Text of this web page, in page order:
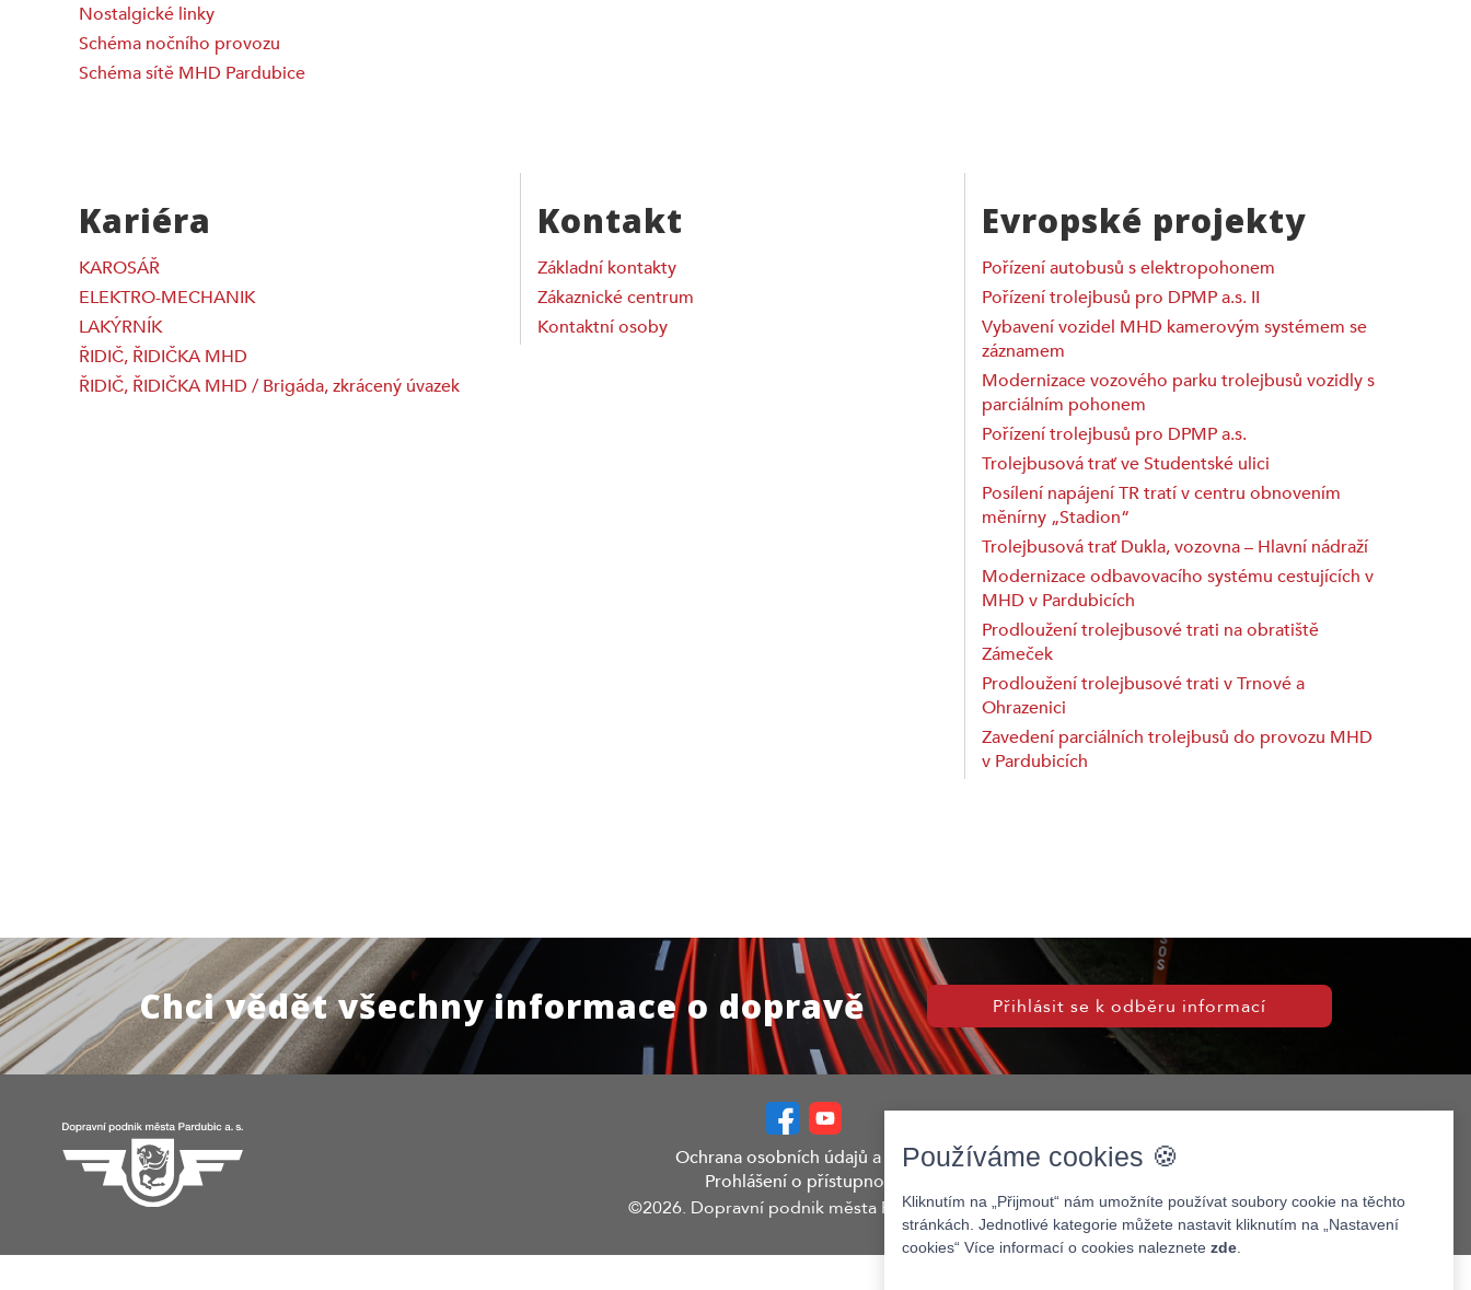
Nostalgické linky
Schéma nočního provozu
Schéma sítě MHD Pardubice
Kariéra
KAROSÁŘ
ELEKTRO-MECHANIK
LAKÝRNÍK
ŘIDIČ, ŘIDIČKA MHD
ŘIDIČ, ŘIDIČKA MHD / Brigáda, zkrácený úvazek
Kontakt
Základní kontakty
Zákaznické centrum
Kontaktní osoby
Evropské projekty
Pořízení autobusů s elektropohonem
Pořízení trolejbusů pro DPMP a.s. II
Vybavení vozidel MHD kamerovým systémem se
záznamem
Modernizace vozového parku trolejbusů vozidly s
parciálním pohonem
Pořízení trolejbusů pro DPMP a.s.
Trolejbusová trať ve Studentské ulici
Posílení napájení TR tratí v centru obnovením
měnírny „Stadion“
Trolejbusová trať Dukla, vozovna – Hlavní nádraží
Modernizace odbavovacího systému cestujících v
MHD v Pardubicích
Prodloužení trolejbusové trati na obratiště
Zámeček
Prodloužení trolejbusové trati v Trnové a
Ohrazenici
Zavedení parciálních trolejbusů do provozu MHD
v Pardubicích
Chci vědět všechny informace o dopravě Přihlásit se k odběru informací
Ochrana osobních údajů a GDPR
Prohlášení o přístupnosti
©2026. Dopravní podnik města Pardubic a.s.
Používáme cookies 🍪
Kliknutím na „Přijmout“ nám umožníte používat soubory cookie na těchto
stránkách. Jednotlivé kategorie můžete nastavit kliknutím na „Nastavení
cookies“ Více informací o cookies naleznete zde